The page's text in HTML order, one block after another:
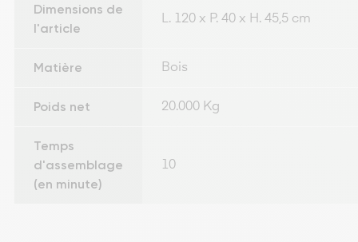
Dimensions de
l'article
L. 120 x P. 40 x H. 45,5 cm
Matière Bois
Poids net 20.000 Kg
Temps
d'assemblage
(en minute)
10